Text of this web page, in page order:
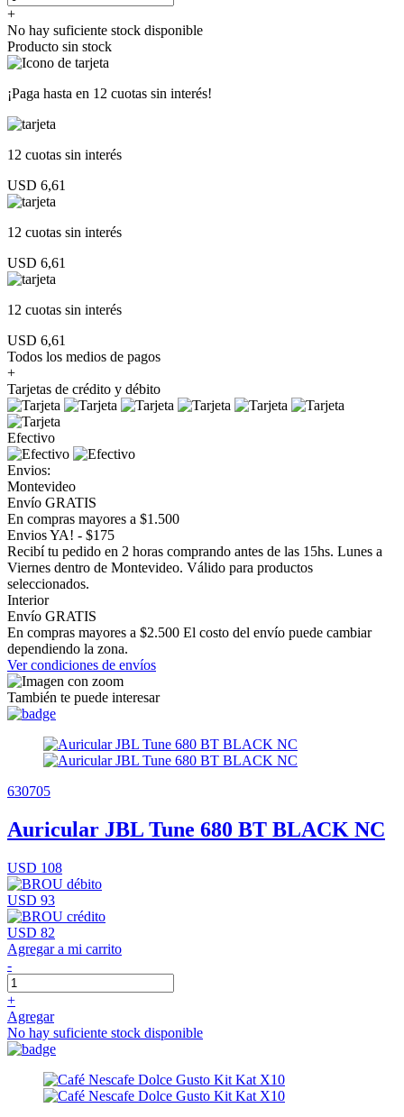
+
No hay suficiente stock disponible
Producto sin stock
¡Paga hasta en 12 cuotas sin interés!
12 cuotas sin interés
USD 6,61
12 cuotas sin interés
USD 6,61
12 cuotas sin interés
USD 6,61
Todos los medios de pagos
+
Tarjetas de crédito y débito
Efectivo
Envios:
Montevideo
Envío GRATIS
En compras mayores a $1.500
Envios YA! - $175
Recibí tu pedido en 2 horas comprando antes de las 15hs. Lunes a
Viernes dentro de Montevideo. Válido para productos
seleccionados.
Interior
Envío GRATIS
En compras mayores a $2.500 El costo del envío puede cambiar
dependiendo la zona.
Ver condiciones de envíos
También te puede interesar
630705
Auricular JBL Tune 680 BT BLACK NC
USD 108
USD 93
USD 82
Agregar a mi carrito
-
+
Agregar
No hay suficiente stock disponible